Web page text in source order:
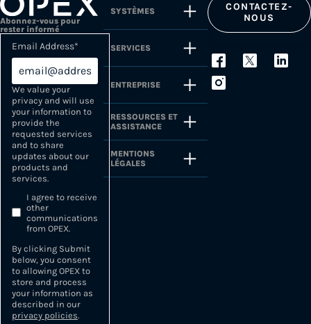
Abonnez-vous pour
rester informé
Email Address*
We value your
privacy and will use
your information to
provide the
requested services
and to share
updates about our
products and
services.
I agree to receive
other
communications
from OPEX.
By clicking Submit
below, you consent
to allowing OPEX to
store and process
your information as
described in our
privacy policies.
SYSTÈMES
SERVICES
ENTREPRISE
RESSOURCES ET
ASSISTANCE
MENTIONS
LÉGALES
CONTACTEZ-
NOUS